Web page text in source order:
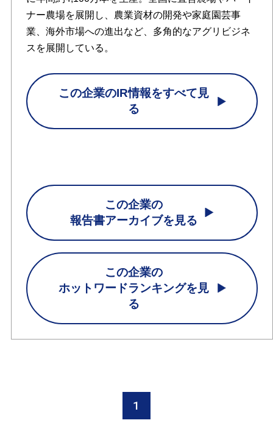
ナー農場を展開し、農業資材の開発や家庭園芸事
業、海外市場への進出など、多角的なアグリビジネ
スを展開している。
この企業のIR情報をすべて見
る
この企業の
報告書アーカイブを見る
この企業の
ホットワードランキングを見
る
1